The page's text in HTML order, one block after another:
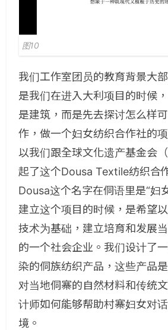
图10
我们工作室团员的教育背景大
是我们在进入大利项目的时候
是建筑，而是先去探讨怎么样
作，做一个妇女纺织合作社的
以我们跟全球文化遗产基金会
起了这个Dousa Textile纺织合
Dousa这个名字在侗语里是“妇
建立这个项目的时候，是希望
技术为基础，建立培育和发展
的一个社会企业。我们设计了
染的侗族纺织产品，这些产品
对当地侗寨的自然材料和传统
计师如何能够帮助村寨妇女对
境。